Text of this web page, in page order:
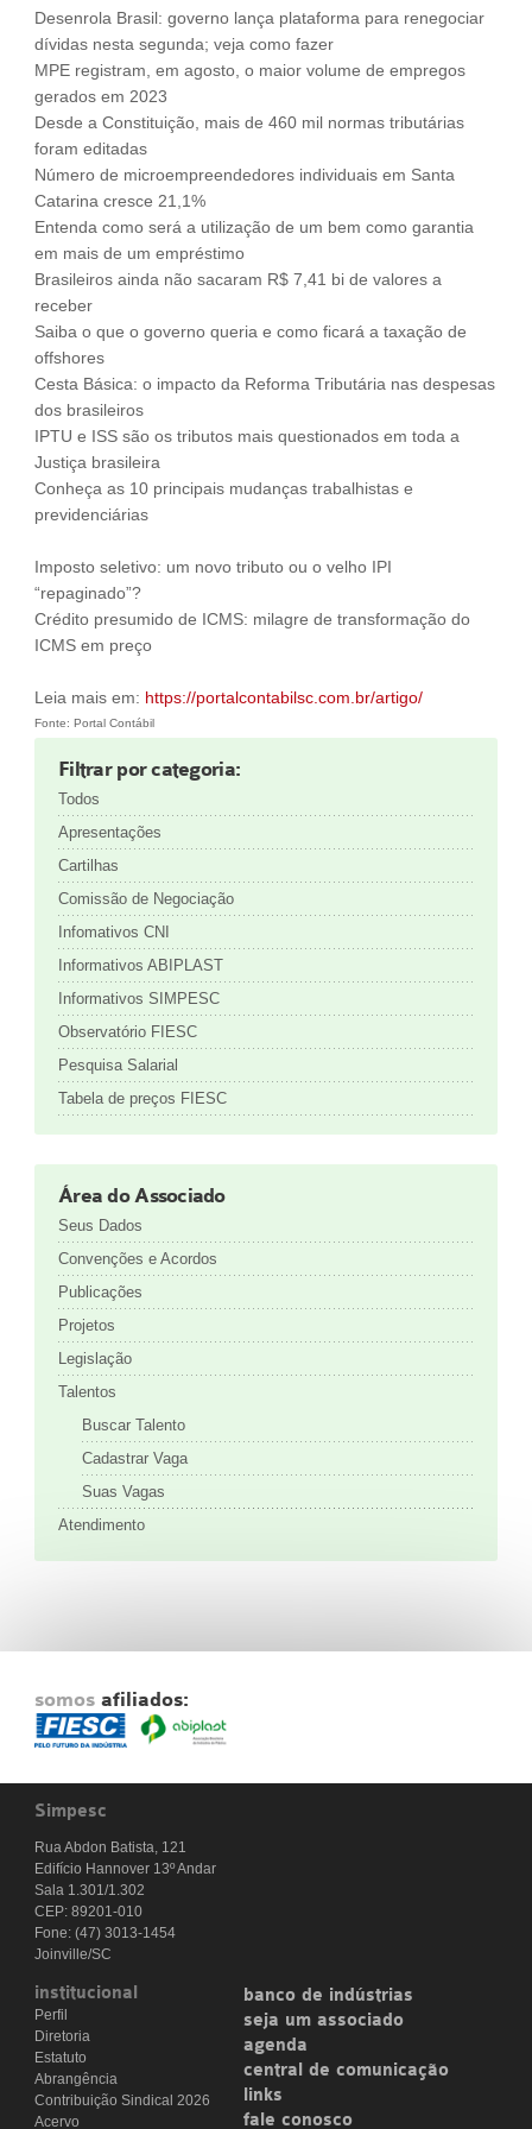
Fale Conosco
NOSSAS ASSOCIADAS
SEJA UM ASSOCIADO
VAGAS
Desenrola Brasil: governo lança plataforma para renegociar
dívidas nesta segunda; veja como fazer
MPE registram, em agosto, o maior volume de empregos
gerados em 2023
Desde a Constituição, mais de 460 mil normas tributárias
foram editadas
Número de microempreendedores individuais em Santa
Catarina cresce 21,1%
Entenda como será a utilização de um bem como garantia
em mais de um empréstimo
Brasileiros ainda não sacaram R$ 7,41 bi de valores a
receber
Saiba o que o governo queria e como ficará a taxação de
offshores
Cesta Básica: o impacto da Reforma Tributária nas despesas
dos brasileiros
IPTU e ISS são os tributos mais questionados em toda a
Justiça brasileira
Conheça as 10 principais mudanças trabalhistas e
previdenciárias
Imposto seletivo: um novo tributo ou o velho IPI
“repaginado”?
Crédito presumido de ICMS: milagre de transformação do
ICMS em preço
Leia mais em: https://portalcontabilsc.com.br/artigo/
Fonte: Portal Contábil
Filtrar por categoria:
Todos
Apresentações
Cartilhas
Comissão de Negociação
Infomativos CNI
Informativos ABIPLAST
Informativos SIMPESC
Observatório FIESC
Pesquisa Salarial
Tabela de preços FIESC
Área do Associado
Seus Dados
Convenções e Acordos
Publicações
Projetos
Legislação
Talentos
Buscar Talento
Cadastrar Vaga
Suas Vagas
Atendimento
somos afiliados:
Simpesc
Rua Abdon Batista, 121
Edifício Hannover 13º Andar
Sala 1.301/1.302
CEP: 89201-010
Fone: (47) 3013-1454
Joinville/SC
institucional
Perfil
Diretoria
Estatuto
Abrangência
Contribuição Sindical 2026
Acervo
banco de indústrias
seja um associado
agenda
central de comunicação
links
fale conosco